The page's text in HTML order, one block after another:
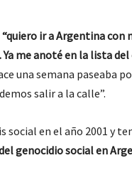
“quiero ir a Argentina con
me anoté en la lista
una semana paseaba
salir a la calle”.
social en el año 2001 y
genocidio social en